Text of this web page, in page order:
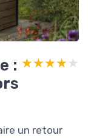
: ★★★★★
★★★★★
un retour